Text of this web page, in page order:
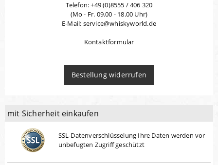
Telefon: +49 (0)8555 / 406 320
(Mo - Fr. 09.00 - 18.00 Uhr)
E-Mail: service@whiskyworld.de
Kontaktformular
Bestellung widerrufen
mit Sicherheit einkaufen
SSL-Datenverschlüsselung Ihre Daten werden vor
unbefugten Zugriff geschützt